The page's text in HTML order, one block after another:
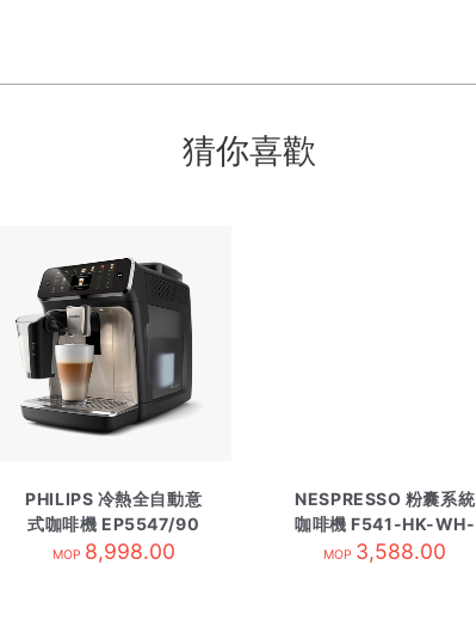
猜你喜歡
PHILIPS 冷熱全自動意
式咖啡機 EP5547/90
MOP 8,998.00
NESPRESSO 粉囊系統
咖啡機 F541-HK-WH-
NE白
MOP 3,588.00